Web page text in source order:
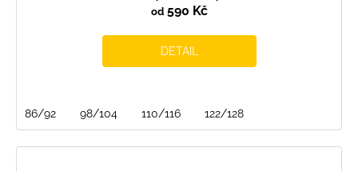
od590 Kč
DETAIL
86/92 98/104 110/116 122/128